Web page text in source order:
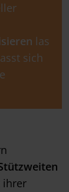
las
sich
ihrer